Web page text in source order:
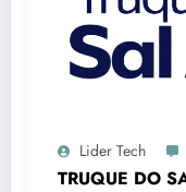
Lider Tech
TRUQUE DO